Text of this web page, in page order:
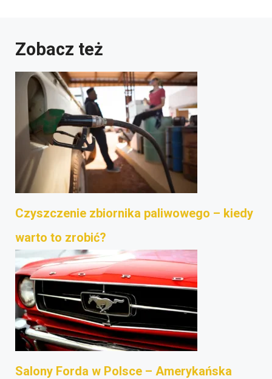
Zobacz też
Czyszczenie zbiornika paliwowego – kiedy
warto to zrobić?
Salony Forda w Polsce – Amerykańska